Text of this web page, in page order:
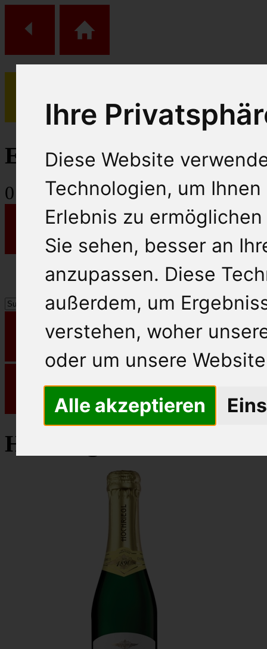
Ihre
Diese Website
Technologien, um
Erlebnis zu
Sie sehen, besser an
anzupassen. Diese
außerdem, um
verstehen, woher
oder um unsere
Alle akzeptieren
(0)
Einkaufs Wagen
0 Artikel
Hochriegl Sekt